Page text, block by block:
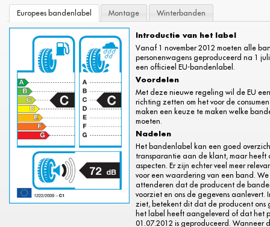
Europees bandenlabel Montage Winterbanden
Introductie van het label
Vanaf 1 november 2012 moeten alle
personenwagens geproduceerd na 1
een officieel EU-bandenlabel.
Voordelen
Met deze nieuwe regeling wil de EU
richting zetten om het voor de
maken een keuze te maken welke
moeten.
Nadelen
Het bandenlabel kan een goed
transparantie aan de klant, maar heeft
aspecten. Er zijn echter veel meer
voor een waardering van een band.
attenderen dat de producent de
voorziet en ons de gegevens aanlevert.
ziet, betekent dit dat de producent ons
het label heeft aangeleverd of dat het
01.07.2012 is geproduceerd. Wanneer